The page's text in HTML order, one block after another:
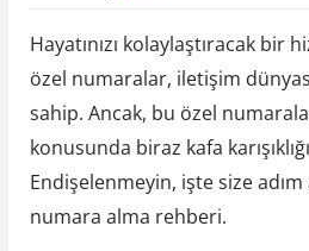
Hayatınızı kolaylaştıracak bir
özel numaralar, iletişim
sahip. Ancak, bu özel
konusunda biraz kafa
Endişelenmeyin, işte size
numara alma rehberi.